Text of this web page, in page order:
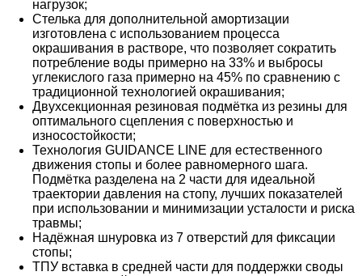
нагрузок;
Стелька для дополнительной амортизации
изготовлена с использованием процесса
окрашивания в растворе, что позволяет сократить
потребление воды примерно на 33% и выбросы
углекислого газа примерно на 45% по сравнению с
традиционной технологией окрашивания;
Двухсекционная резиновая подмётка из резины для
оптимального сцепления с поверхностью и
износостойкости;
Технология GUIDANCE LINE для естественного
движения стопы и более равномерного шага.
Подмётка разделена на 2 части для идеальной
траектории давления на стопу, лучших показателей
при использовании и минимизации усталости и риска
травмы;
Надёжная шнуровка из 7 отверстий для фиксации
стопы;
ТПУ вставка в средней части для поддержки своды